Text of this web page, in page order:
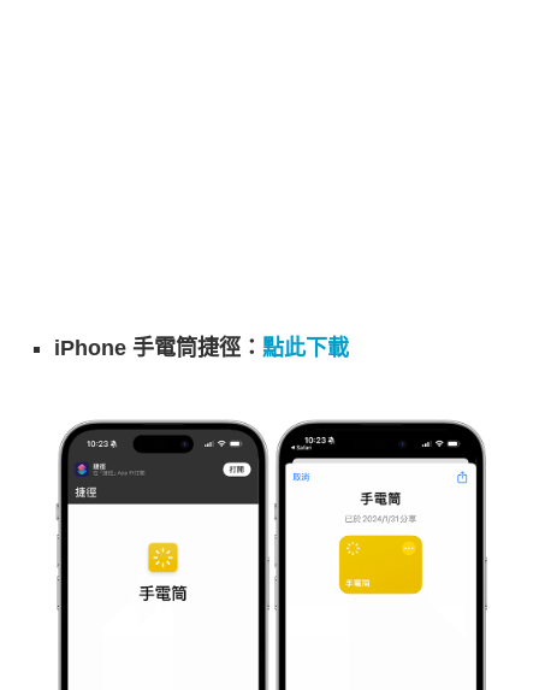
iPhone 手電筒捷徑： 點此下載